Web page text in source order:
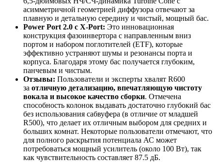
асимметричной геометрией диффузора отвечают за
плавную и детальную середину и чистый, мощный бас.
Power Port 2.0 с X-Port: Это инновационная
конструкция фазоинвертора с направленным вниз
портом и набором поглотителей (ETF), которые
эффективно устраняют шумы и резонансы порта и
корпуса. Благодаря этому бас получается глубоким,
панчевым и чистым.
Отзывы: Пользователи и эксперты хвалят R600
за отличную детализацию, впечатляющую чистоту
вокала и высокое качество сборки. Отмечена
способность колонок выдавать достаточно глубокий бас
без использования сабвуфера (в отличие от младшей
R500), что делает их отличным выбором для средних и
больших комнат. Некоторые пользователи отмечают, что
для полного раскрытия потенциала АС может
потребоваться мощный усилитель (около 100 Вт), так
как чувствительность составляет 87.5 дБ.